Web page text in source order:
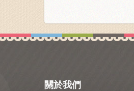
關於我們